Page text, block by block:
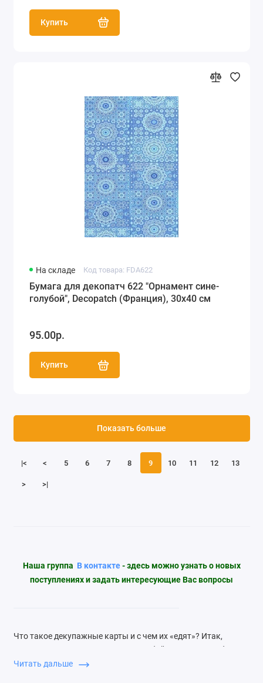
Купить
На складе Код товара: FDA622
Бумага для декопатч 622 "Орнамент сине-
голубой", Decopatch (Франция), 30х40 см
95.00р.
Купить
|< < 5 6 7 8 9 10 11 12 13
> >|
Показать больше
Наша группа В контакте- здесь можно узнать о новых
поступлениях и задать интересующие Вас вопросы
Что такое декупажные карты и с чем их «едят»? Итак,
декупажная карта представляет собой специальную бумагу
с нанесенным на нее изображением. Всего существует
Читать дальше